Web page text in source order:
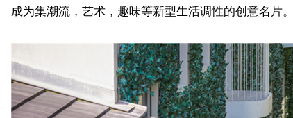
成为集潮流，艺术，趣味等新型生活调性的创意名片。